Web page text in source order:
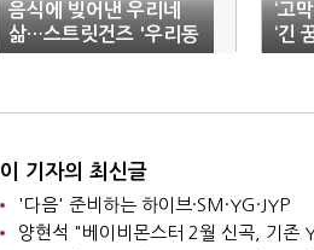
음식에 빚어낸 우리네
삶…스트릿건즈 '우리동
네 이자카야' 발매
‘고
‘긴
이 기자의 최신글
'다음' 준비하는 하이브·SM·YG·JYP
양현석 "베이비몬스터 2월 신곡, 기존